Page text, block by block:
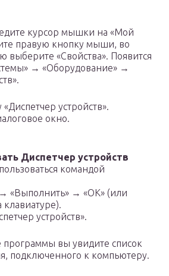
курсор мышки на «Мой
правую кнопку мыши, во
«Свойства». Появится
→ «Оборудование» →
устройств».
окно.
Диспетчер устройств
командой
→ «Выполнить» → «OK» (или
устройств».
программы вы увидите список
подключенного к компьютеру.